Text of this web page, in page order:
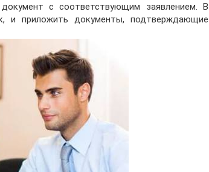
с соответствующим заявлением. В
и приложить документы, подтверждающие